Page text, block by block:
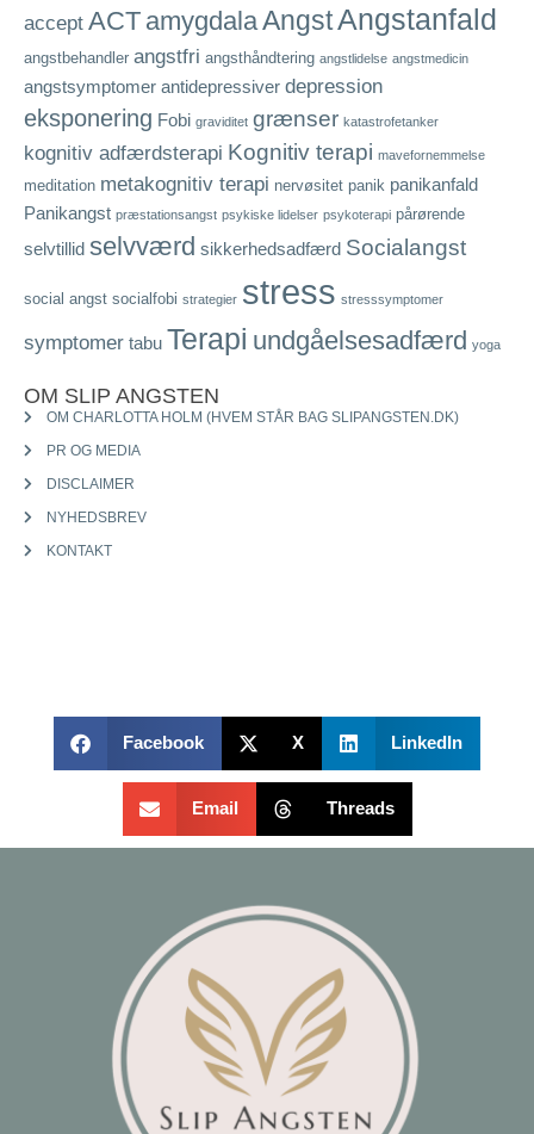
accept ACT amygdalaAngstAngstanfald
angstbehandler angstfri angsthåndtering angstlidelse angstmedicin
angstsymptomer antidepressiver depression
eksponering Fobi graviditet grænser katastrofetanker
kognitiv adfærdsterapi Kognitiv terapi mavefornemmelse
meditation metakognitiv terapi nervøsitet panik panikanfald
Panikangst præstationsangst psykiske lidelser psykoterapi pårørende
selvtillid selvværd sikkerhedsadfærd Socialangst
social angst socialfobi strategier stress stresssymptomer
symptomer tabu Terapi undgåelsesadfærd yoga
OM SLIP ANGSTEN
OM CHARLOTTA HOLM (HVEM STÅR BAG SLIPANGSTEN.DK)
PR OG MEDIA
DISCLAIMER
NYHEDSBREV
KONTAKT
Facebook X LinkedIn
Email Threads